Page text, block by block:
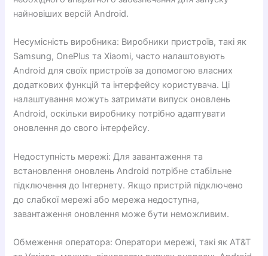
найновіших версій Android.
Несумісність виробника: Виробники пристроїв, такі як
Samsung, OnePlus та Xiaomi, часто налаштовують
Android для своїх пристроїв за допомогою власних
додаткових функцій та інтерфейсу користувача. Ці
налаштування можуть затримати випуск оновлень
Android, оскільки виробнику потрібно адаптувати
оновлення до свого інтерфейсу.
Недоступність мережі: Для завантаження та
встановлення оновлень Android потрібне стабільне
підключення до Інтернету. Якщо пристрій підключено
до слабкої мережі або мережа недоступна,
завантаження оновлення може бути неможливим.
Обмеження оператора: Оператори мережі, такі як AT&T